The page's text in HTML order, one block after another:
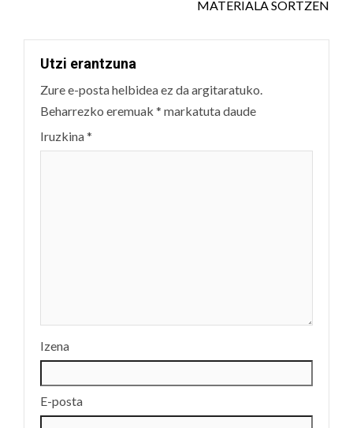
MATERIALA SORTZEN
Utzi erantzuna
Zure e-posta helbidea ez da argitaratuko.
Beharrezko eremuak * markatuta daude
Iruzkina*
Izena
E-posta